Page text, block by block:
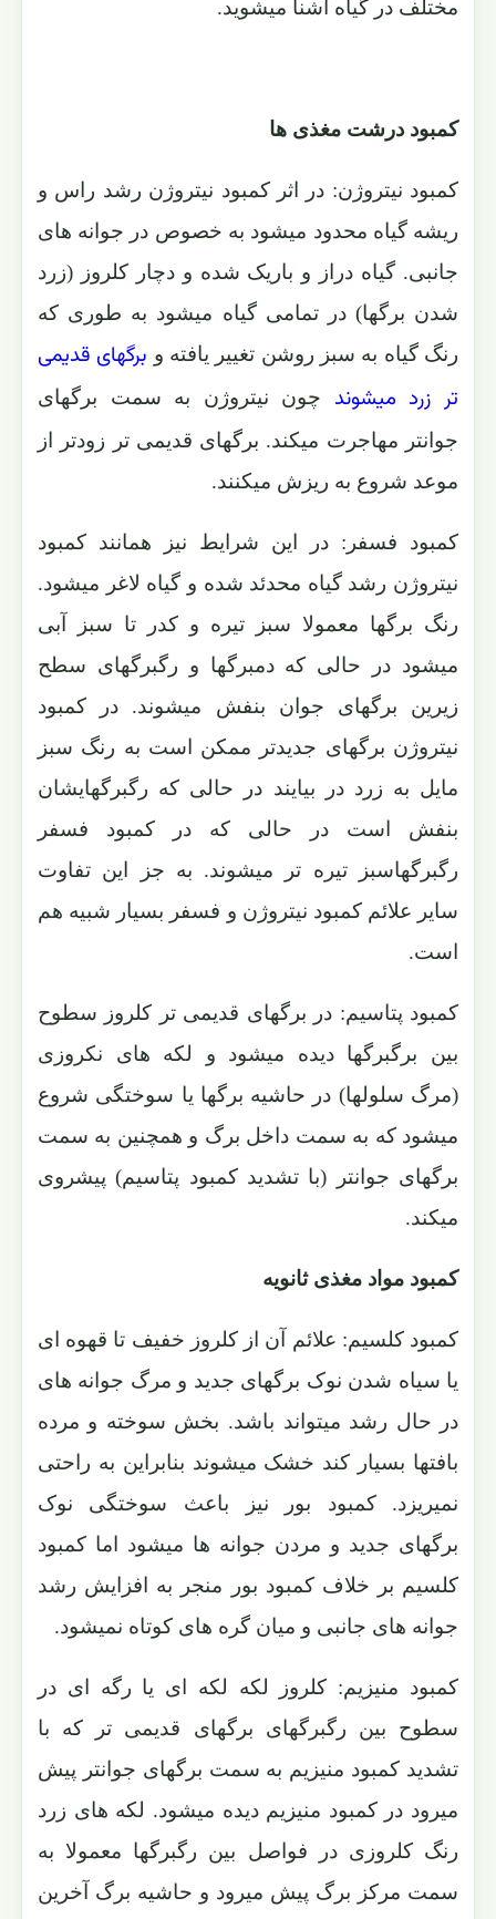
مختلف در گیاه آشنا میشوید.
کمبود درشت مغذی ها
کمبود نیتروژن: در اثر کمبود نیتروژن رشد راس و
ریشه گیاه محدود میشود به خصوص در جوانه های
جانبی. گیاه دراز و باریک شده و دچار کلروز (زرد
شدن برگها) در تمامی گیاه میشود به طوری که
رنگ گیاه به سبز روشن تغییر یافته و برگهای قدیمی
تر زرد میشوند چون نیتروژن به سمت برگهای
جوانتر مهاجرت میکند. برگهای قدیمی تر زودتر از
موعد شروع به ریزش میکنند.
کمبود فسفر: در این شرایط نیز همانند کمبود
نیتروژن رشد گیاه محدئد شده و گیاه لاغر میشود.
رنگ برگها معمولا سبز تیره و کدر تا سبز آبی
میشود در حالی که دمبرگها و رگبرگهای سطح
زیرین برگهای جوان بنفش میشوند. در کمبود
نیتروژن برگهای جدیدتر ممکن است به رنگ سبز
مایل به زرد در بیایند در حالی که رگبرگهایشان
بنفش است در حالی که در کمبود فسفر
رگبرگهاسبز تیره تر میشوند. به جز این تفاوت
سایر علائم کمبود نیتروژن و فسفر بسیار شبیه هم
است.
کمبود پتاسیم: در برگهای قدیمی تر کلروز سطوح
بین برگبرگها دیده میشود و لکه های نکروزی
(مرگ سلولها) در حاشیه برگها یا سوختگی شروع
میشود که به سمت داخل برگ و همچنین به سمت
برگهای جوانتر (با تشدید کمبود پتاسیم) پیشروی
میکند.
کمبود مواد مغذی ثانویه
کمبود کلسیم: علائم آن از کلروز خفیف تا قهوه ای
یا سیاه شدن نوک برگهای جدید و مرگ جوانه های
در حال رشد میتواند باشد. بخش سوخته و مرده
بافتها بسیار کند خشک میشوند بنابراین به راحتی
نمیریزد. کمبود بور نیز باعث سوختگی نوک
برگهای جدید و مردن جوانه ها میشود اما کمبود
کلسیم بر خلاف کمبود بور منجر به افزایش رشد
جوانه های جانبی و میان گره های کوتاه نمیشود.
کمبود منیزیم: کلروز لکه لکه ای یا رگه ای در
سطوح بین رگبرگهای برگهای قدیمی تر که با
تشدید کمبود منیزیم به سمت برگهای جوانتر پیش
میرود در کمبود منیزیم دیده میشود. لکه های زرد
رنگ کلروزی در فواصل بین رگبرگها معمولا به
سمت مرکز برگ پیش میرود و حاشیه برگ آخرین